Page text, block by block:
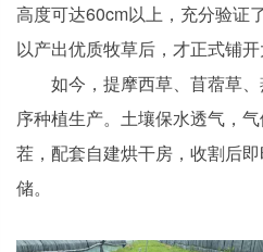
高度可达60cm以上，充分验证
以产出优质牧草后，才正式铺开
如今，提摩西草、苜蓿草
序种植生产。土壤保水透气，
茬，配套自建烘干房，收割后
储。